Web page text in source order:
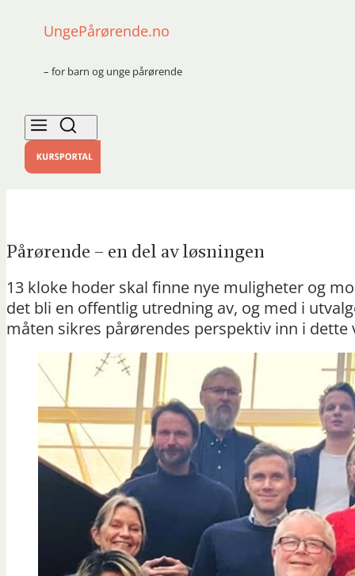
UngePårørende.no
– for barn og unge pårørende
Pårørende – en del av løsningen
13 kloke hoder skal finne nye muligheter og
det bli en offentlig utredning av, og med i
måten sikres pårørendes perspektiv inn i dette